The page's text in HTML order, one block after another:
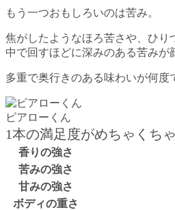
もう一つおもしろいのは苦み。
焦がしたようなほろ苦さや、ひり
中で回すほどに深みのある苦みが
多重で奥行きのある味わいが何度
ビアローくん
1本の満足度がめちゃくち
香りの強さ
苦みの強さ
甘みの強さ
ボディの重さ